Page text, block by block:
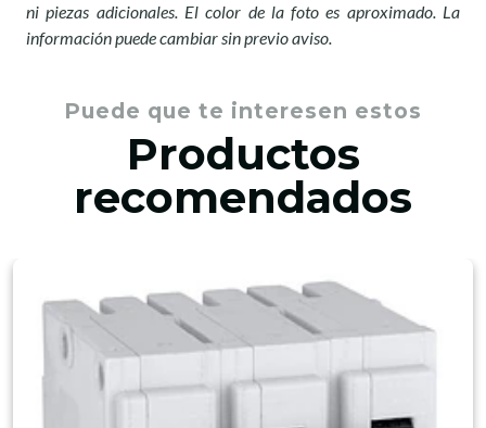
ni piezas adicionales. El color de la foto es aproximado. La
información puede cambiar sin previo aviso.
Puede que te interesen estos
Productos
recomendados